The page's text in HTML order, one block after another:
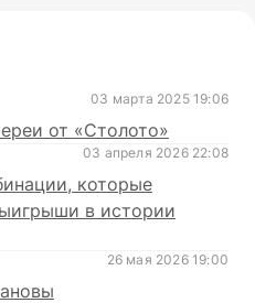
03 марта 2025 19:06
от «Столото»
03 апреля 2026 22:08
которые
в истории
26 мая 2026 19:00